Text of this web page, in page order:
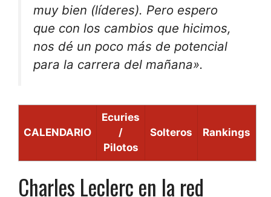
muy bien (líderes). Pero espero
que con los cambios que hicimos,
nos dé un poco más de potencial
para la carrera del mañana».
CALENDARIO
Ecuries
/
Pilotos
Solteros Rankings
Charles Leclerc en la red